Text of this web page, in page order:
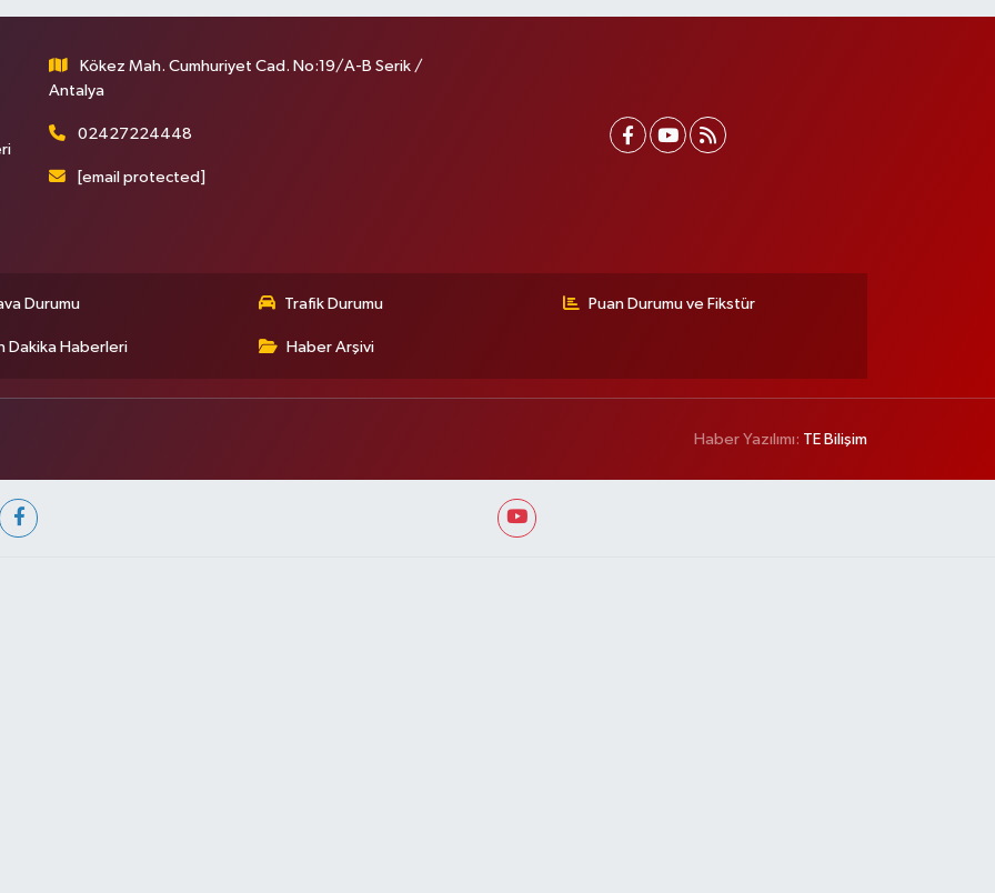
Kökez Mah. Cumhuriyet Cad. No:19/A-B Serik /
Antalya
02427224448
[email protected]
Durumu Trafik Durumu Puan Durumu ve Fikstür
Dakika Haberleri Haber Arşivi
Haber Yazılımı: TE Bilişim